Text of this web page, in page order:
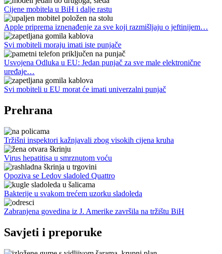
Cijene mobitela u BiH i dalje rastu
Apple priprema iznenađenje za sve koji razmišljaju o jeftinijem…
Svi mobiteli moraju imati iste punjače
Usvojena Odluka u EU: Jedan punjač za sve male elektronične
uređaje…
Svi mobiteli u EU morat će imati univerzalni punjač
Prehrana
Tržišni inspektori kažnjavali zbog visokih cijena kruha
Virus hepatitisa u smrznutom voću
Opoziva se Ledov sladoled Quattro
Bakterije u svakom trećem uzorku sladoleda
Zabranjena govedina iz J. Amerike završila na tržištu BiH
Savjeti i preporuke